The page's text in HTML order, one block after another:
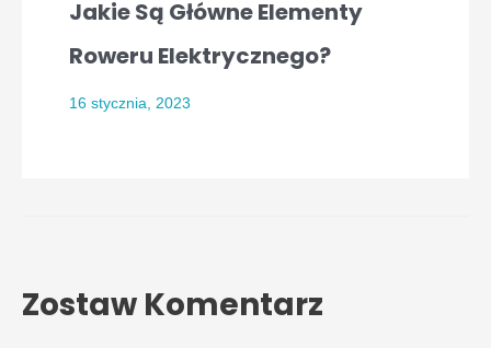
Jakie Są Główne Elementy
Roweru Elektrycznego?
16 stycznia, 2023
Zostaw Komentarz